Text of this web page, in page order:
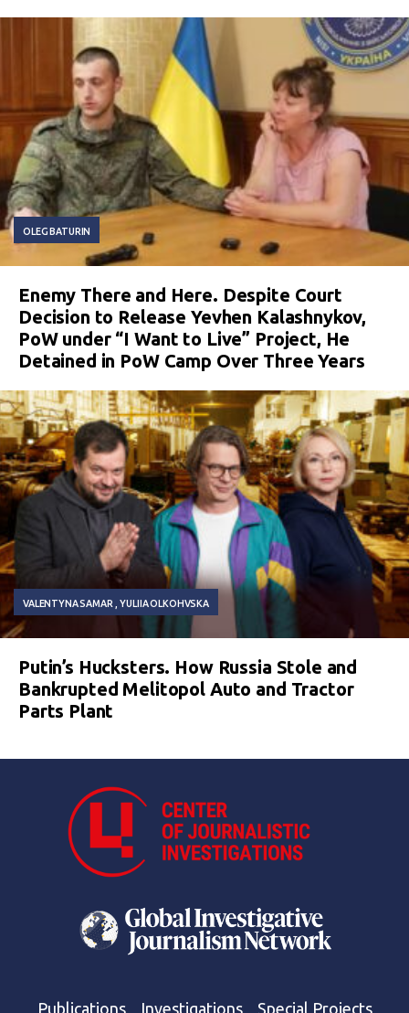
OLEG BATURIN
Enemy There and Here. Despite Court
Decision to Release Yevhen Kalashnykov,
PoW under “I Want to Live” Project, He
Detained in PoW Camp Over Three Years
VALENTYNA SAMAR YULIIA OLKOHVSKA
Putin’s Hucksters. How Russia Stole and
Bankrupted Melitopol Auto and Tractor
Parts Plant
Publications Investigations Special Projects